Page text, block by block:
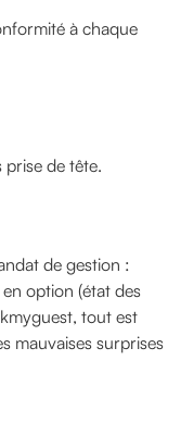
à chaque
prise de tête.
de gestion :
option (état des
tout est
mauvaises surprises